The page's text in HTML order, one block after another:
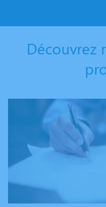
Découvrez